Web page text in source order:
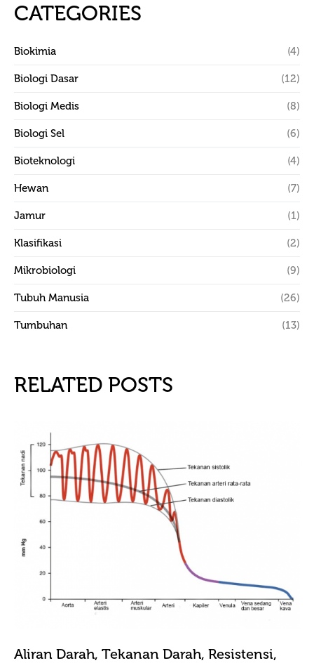
CATEGORIES
Biokimia (4)
Biologi Dasar (12)
Biologi Medis (8)
Biologi Sel (6)
Bioteknologi (4)
Hewan (7)
Jamur (1)
Klasifikasi (2)
Mikrobiologi (9)
Tubuh Manusia (26)
Tumbuhan (13)
RELATED POSTS
Aliran Darah, Tekanan Darah, Resistensi,